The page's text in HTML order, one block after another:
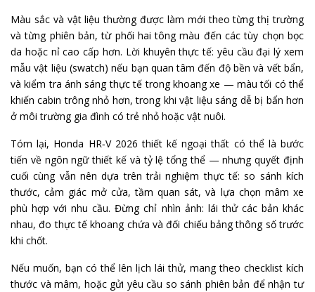
Màu sắc và vật liệu thường được làm mới theo từng thị trường
và từng phiên bản, từ phối hai tông màu đến các tùy chọn bọc
da hoặc nỉ cao cấp hơn. Lời khuyên thực tế: yêu cầu đại lý xem
mẫu vật liệu (swatch) nếu bạn quan tâm đến độ bền và vết bẩn,
và kiểm tra ánh sáng thực tế trong khoang xe — màu tối có thể
khiến cabin trông nhỏ hơn, trong khi vật liệu sáng dễ bị bẩn hơn
ở môi trường gia đình có trẻ nhỏ hoặc vật nuôi.
Tóm lại, Honda HR‑V 2026 thiết kế ngoại thất có thể là bước
tiến về ngôn ngữ thiết kế và tỷ lệ tổng thể — nhưng quyết định
cuối cùng vẫn nên dựa trên trải nghiệm thực tế: so sánh kích
thước, cảm giác mở cửa, tầm quan sát, và lựa chọn mâm xe
phù hợp với nhu cầu. Đừng chỉ nhìn ảnh: lái thử các bản khác
nhau, đo thực tế khoang chứa và đối chiếu bảng thông số trước
khi chốt.
Nếu muốn, bạn có thể lên lịch lái thử, mang theo checklist kích
thước và mâm, hoặc gửi yêu cầu so sánh phiên bản để nhận tư